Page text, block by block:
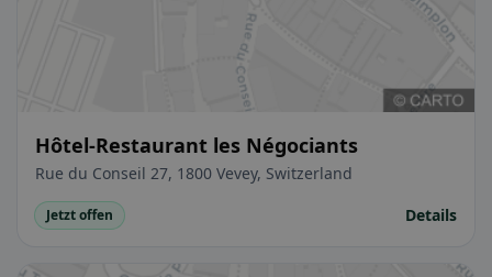
Hôtel-Restaurant les Négociants
Rue du Conseil 27, 1800 Vevey, Switzerland
Jetzt offen Details